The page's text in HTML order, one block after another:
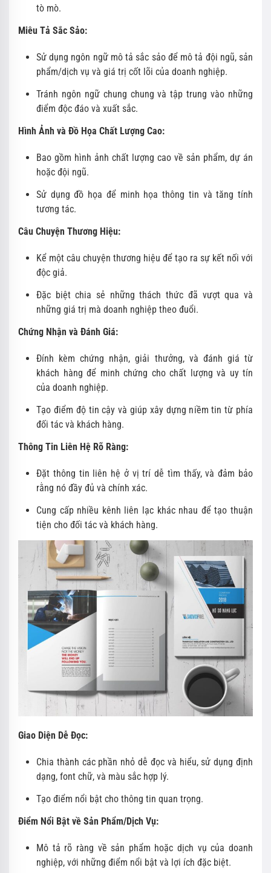
tò mò.
Miêu Tả Sắc Sảo:
Sử dụng ngôn ngữ mô tả sắc sảo để mô tả đội ngũ, sản
phẩm/dịch vụ và giá trị cốt lõi của doanh nghiệp.
Tránh ngôn ngữ chung chung và tập trung vào những
điểm độc đáo và xuất sắc.
Hình Ảnh và Đồ Họa Chất Lượng Cao:
Bao gồm hình ảnh chất lượng cao về sản phẩm, dự án
hoặc đội ngũ.
Sử dụng đồ họa để minh họa thông tin và tăng tính
tương tác.
Câu Chuyện Thương Hiệu:
Kể một câu chuyện thương hiệu để tạo ra sự kết nối với
độc giả.
Đặc biệt chia sẻ những thách thức đã vượt qua và
những giá trị mà doanh nghiệp theo đuổi.
Chứng Nhận và Đánh Giá:
Đính kèm chứng nhận, giải thưởng, và đánh giá từ
khách hàng để minh chứng cho chất lượng và uy tín
của doanh nghiệp.
Tạo điểm độ tin cậy và giúp xây dựng niềm tin từ phía
đối tác và khách hàng.
Thông Tin Liên Hệ Rõ Ràng:
Đặt thông tin liên hệ ở vị trí dễ tìm thấy, và đảm bảo
rằng nó đầy đủ và chính xác.
Cung cấp nhiều kênh liên lạc khác nhau để tạo thuận
tiện cho đối tác và khách hàng.
Giao Diện Dễ Đọc:
Chia thành các phần nhỏ dễ đọc và hiểu, sử dụng định
dạng, font chữ, và màu sắc hợp lý.
Tạo điểm nổi bật cho thông tin quan trọng.
Điểm Nổi Bật về Sản Phẩm/Dịch Vụ:
Mô tả rõ ràng về sản phẩm hoặc dịch vụ của doanh
nghiệp, với những điểm nổi bật và lợi ích đặc biệt.